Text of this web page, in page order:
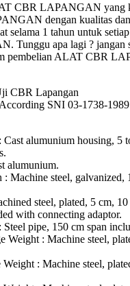
CBR LAPANGAN yang
dengan kualitas
selama 1 tahun untuk
Tunggu apa lagi ? jangan
pembelian ALAT CBR
CBR Lapangan
SNI 03-1738-1989
alumunium housing, 5
alumunium.
: Machine steel, galvanized,
steel, plated, 5 cm,
with connecting adaptor.
Steel pipe, 150 cm span
Weight : Machine steel,
Weight : Machine steel,